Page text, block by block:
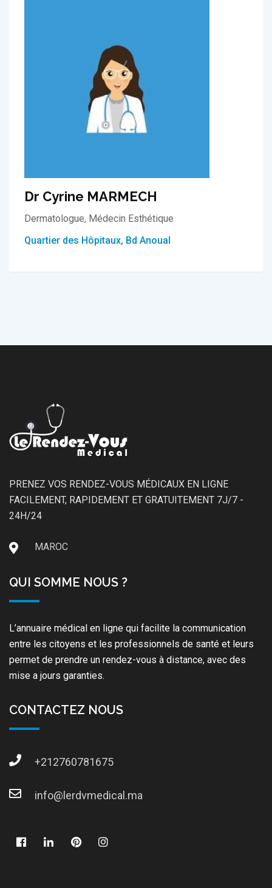
Dr Cyrine MARMECH
Dermatologue, Médecin Esthétique
Quartier des Hôpitaux, Bd Anoual
PRENEZ VOS RENDEZ-VOUS MÉDICAUX EN LIGNE
FACILEMENT, RAPIDEMENT ET GRATUITEMENT 7J/7 -
24H/24
MAROC
QUI SOMME NOUS ?
L’annuaire médical en ligne qui facilite la communication
entre les citoyens et les professionnels de santé et leurs
permet de prendre un rendez-vous à distance, avec des
mise a jours garanties.
CONTACTEZ NOUS
+212760781675
info@lerdvmedical.ma